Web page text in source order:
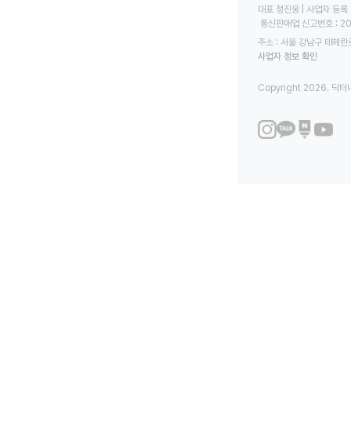
대표 정진웅 | 사업자
통신판매업 신고번호
주소 : 서울 강남구 테헤
사업자 정보 확인
Copyright 2026. 닥터